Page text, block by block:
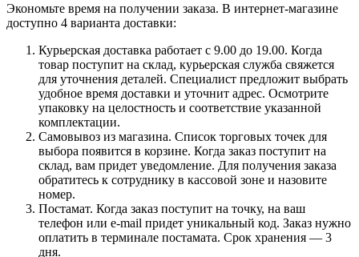
Экономьте время на получении заказа. В интернет-магазине
доступно 4 варианта доставки:
Курьерская доставка работает с 9.00 до 19.00. Когда
товар поступит на склад, курьерская служба свяжется
для уточнения деталей. Специалист предложит выбрать
удобное время доставки и уточнит адрес. Осмотрите
упаковку на целостность и соответствие указанной
комплектации.
Самовывоз из магазина. Список торговых точек для
выбора появится в корзине. Когда заказ поступит на
склад, вам придет уведомление. Для получения заказа
обратитесь к сотруднику в кассовой зоне и назовите
номер.
Постамат. Когда заказ поступит на точку, на ваш
телефон или e-mail придет уникальный код. Заказ нужно
оплатить в терминале постамата. Срок хранения — 3
дня.